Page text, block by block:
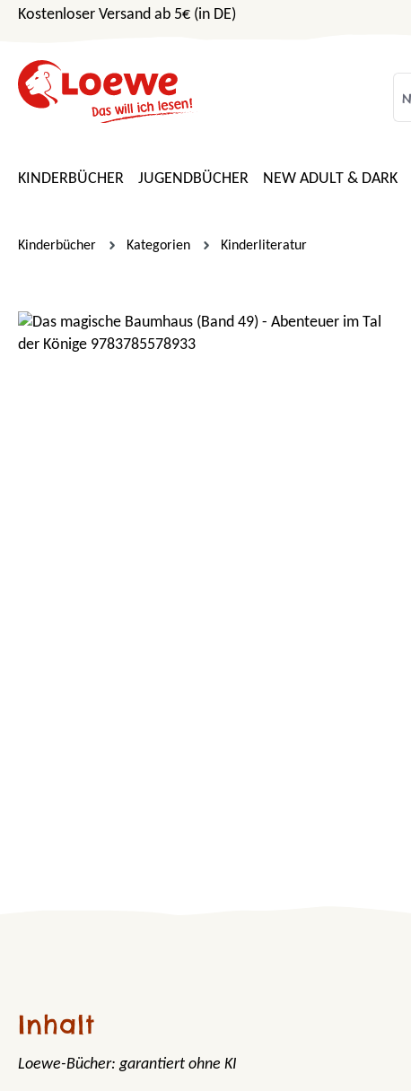
Hauptinhalt springen
Zur Suche springen
Zur Hauptnavigation springen
Kostenloser Versand ab 5€ (in DE)
KINDERBÜCHER JUGENDBÜCHER NEW ADULT & DARK
Kinderbücher Kategorien Kinderliteratur
Bildergalerie überspringen
Inhalt
Loewe-Bücher: garantiert ohne KI